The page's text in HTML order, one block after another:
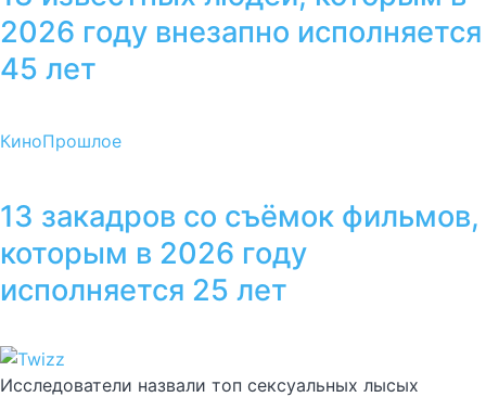
2026 году внезапно исполняется
45 лет
КиноПрошлое
13 закадров со съёмок фильмов,
которым в 2026 году
исполняется 25 лет
Исследователи назвали топ сексуальных лысых